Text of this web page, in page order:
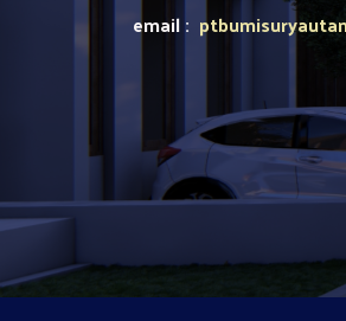
email :